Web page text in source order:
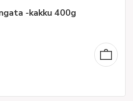
-kakku 400g